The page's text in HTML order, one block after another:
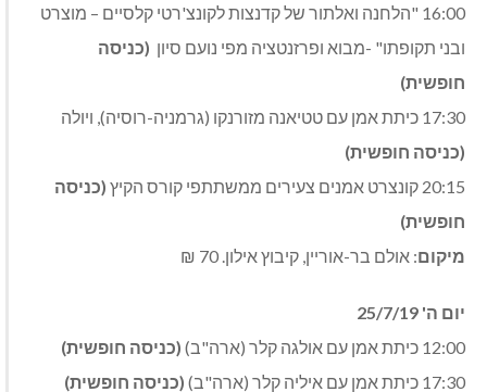
16:00 "הלחנה ואלתור של קדנצות לקונצ'רטי קלסיים – מוצרט
ובני תקופתו" -מבוא ופרזנטציה מפי נועם סיון (כניסה
חופשית)
17:30 כיתת אמן עם טטיאנה מזורנקו (גרמניה-רוסיה), ויולה
(כניסה חופשית)
20:15 קונצרט אמנים צעירים ממשתתפי קורס הקיץ
(כניסה
חופשית)
מיקום: אולם בר-אוריין, קיבוץ אילון. 70 ₪
יום ה' 25/7/19
12:00 כיתת אמן עם אולגה קלר (ארה"ב)
(כניסה חופשית)
17:30 כיתת אמן עם איליה קלר (ארה"ב)
(כניסה חופשית)